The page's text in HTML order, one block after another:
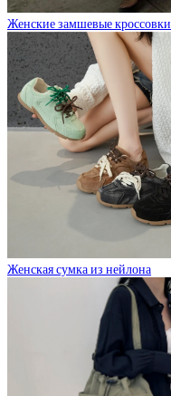
Женские замшевые кроссовки
Женская сумка из нейлона